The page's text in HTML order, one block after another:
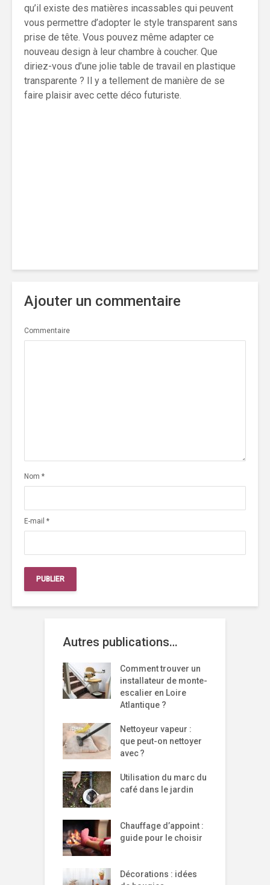
qu’il existe des matières incassables qui peuvent
vous permettre d’adopter le style transparent sans
prise de tête. Vous pouvez même adapter ce
nouveau design à leur chambre à coucher. Que
diriez-vous d’une jolie table de travail en plastique
transparente ? Il y a tellement de manière de se
faire plaisir avec cette déco futuriste.
Ajouter un commentaire
Commentaire
Nom *
E-mail *
Autres publications…
Comment trouver un
installateur de monte-
escalier en Loire
Atlantique ?
Nettoyeur vapeur :
que peut-on nettoyer
avec ?
Utilisation du marc du
café dans le jardin
Chauffage d’appoint :
guide pour le choisir
Décorations : idées